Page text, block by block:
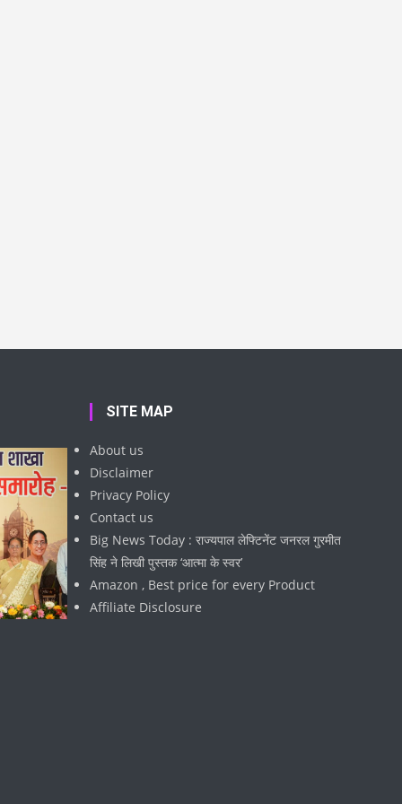
SITE MAP
About us
Disclaimer
Privacy Policy
Contact us
Big News Today : राज्यपाल लेफ्टिनेंट जनरल गुरमीत
सिंह ने लिखी पुस्तक ‘आत्मा के स्वर’
Amazon , Best price for every Product
Affiliate Disclosure